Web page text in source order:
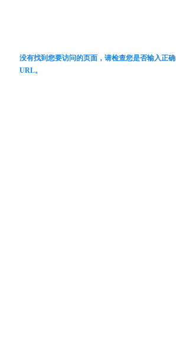
没有找到您要访问的页面，请检查您是否输入正确
URL。